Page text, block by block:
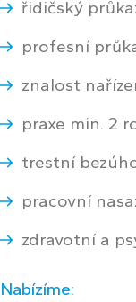
řidičský
profesní
znalost
praxe min. 2
trestní
pracovní
zdravotní a
Nabízíme: